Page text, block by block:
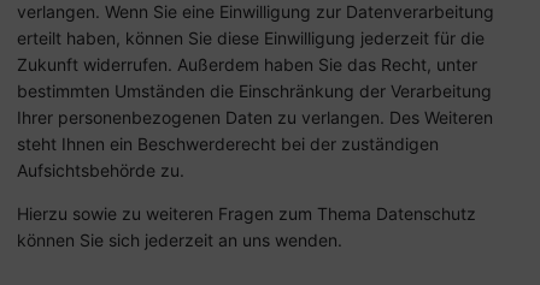
verlangen. Wenn Sie eine Einwilligung zur Datenverarbeitung
erteilt haben, können Sie diese Einwilligung jederzeit für die
Zukunft widerrufen. Außerdem haben Sie das Recht, unter
bestimmten Umständen die Einschränkung der Verarbeitung
Ihrer personenbezogenen Daten zu verlangen. Des Weiteren
steht Ihnen ein Beschwerderecht bei der zuständigen
Aufsichtsbehörde zu.
Hierzu sowie zu weiteren Fragen zum Thema Datenschutz
können Sie sich jederzeit an uns wenden.